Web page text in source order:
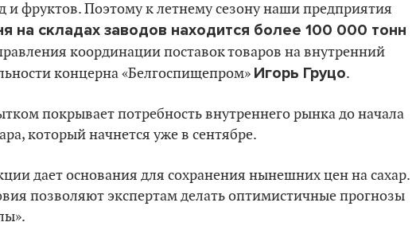
и фруктов. Поэтому к летнему сезону наши предприятия
на складах заводов находится более 100 000 тонн
координации поставок товаров на внутренний
концерна «Белгоспищепром» Игорь Груцо.
покрывает потребность внутреннего рынка до начала
который начнется уже в сентябре.
дает основания для сохранения нынешних цен на сахар.
позволяют экспертам делать оптимистичные прогнозы